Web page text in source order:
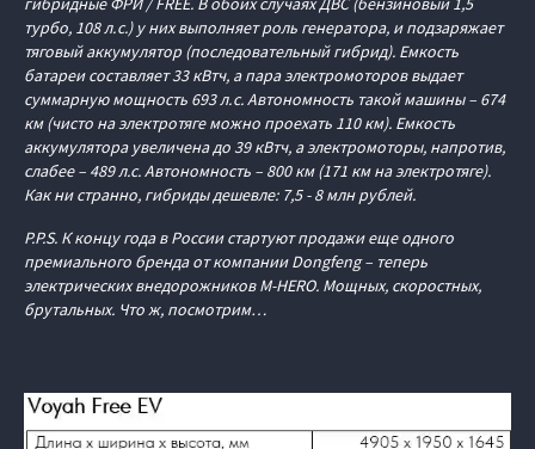
турбо, 108 л. с.) у них выполняет роль генератора, и подзаряжает
тяговый аккумулятор (последовательный гибрид). Емкость
батареи составляет 33 кВтч, а пара электромоторов выдает
суммарную мощность 693 л. с. Автономность такой машины – 674
км (чисто на электротяге можно проехать 110 км). Емкость
аккумулятора увеличена до 39 кВтч, а электромоторы, напротив,
слабее – 489 л.с. Автономность – 800 км (171 км на электротяге).
Как ни странно, гибриды дешевле: 7,5 - 8 млн рублей.
P.P.S. К концу года в России стартуют продажи еще одного
премиального бренда от компании Dongfeng – теперь
электрических внедорожников M‑HERO. Мощных, скоростных,
брутальных. Что ж, посмотрим…